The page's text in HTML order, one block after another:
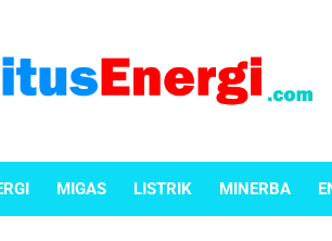
MIGAS LISTRIK MINERBA